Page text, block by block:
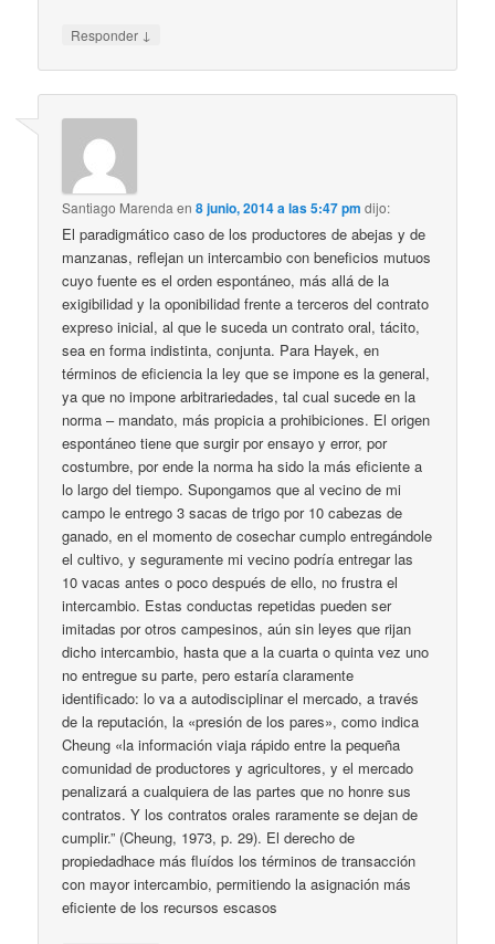
Responder ↓
Santiago Marenda en8 junio, 2014 a las 5:47 pm dijo:
El paradigmático caso de los productores de abejas y de
manzanas, reflejan un intercambio con beneficios mutuos
cuyo fuente es el orden espontáneo, más allá de la
exigibilidad y la oponibilidad frente a terceros del contrato
expreso inicial, al que le suceda un contrato oral, tácito,
sea en forma indistinta, conjunta. Para Hayek, en
términos de eficiencia la ley que se impone es la general,
ya que no impone arbitrariedades, tal cual sucede en la
norma – mandato, más propicia a prohibiciones. El origen
espontáneo tiene que surgir por ensayo y error, por
costumbre, por ende la norma ha sido la más eficiente a
lo largo del tiempo. Supongamos que al vecino de mi
campo le entrego 3 sacas de trigo por 10 cabezas de
ganado, en el momento de cosechar cumplo entregándole
el cultivo, y seguramente mi vecino podría entregar las
10 vacas antes o poco después de ello, no frustra el
intercambio. Estas conductas repetidas pueden ser
imitadas por otros campesinos, aún sin leyes que rijan
dicho intercambio, hasta que a la cuarta o quinta vez uno
no entregue su parte, pero estaría claramente
identificado: lo va a autodisciplinar el mercado, a través
de la reputación, la «presión de los pares», como indica
Cheung «la información viaja rápido entre la pequeña
comunidad de productores y agricultores, y el mercado
penalizará a cualquiera de las partes que no honre sus
contratos. Y los contratos orales raramente se dejan de
cumplir.” (Cheung, 1973, p. 29). El derecho de
propiedadhace más fluídos los términos de transacción
con mayor intercambio, permitiendo la asignación más
eficiente de los recursos escasos